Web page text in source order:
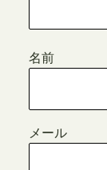
名前
メール